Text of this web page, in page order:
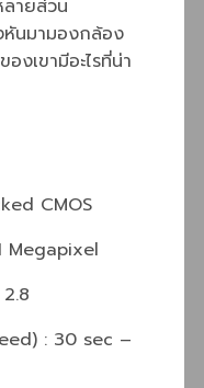
ายส่วน
นมามองกล้อง
งเขามีอะไรที่น่า
CMOS
Megapixel
: 30 sec –